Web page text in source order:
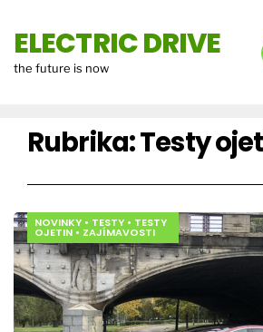
ELECTRIC DRIVE
the future is now
Rubrika:Testy
NOVINKY • TESTY • TESTY
OJETIN • ZAJÍMAVOSTI